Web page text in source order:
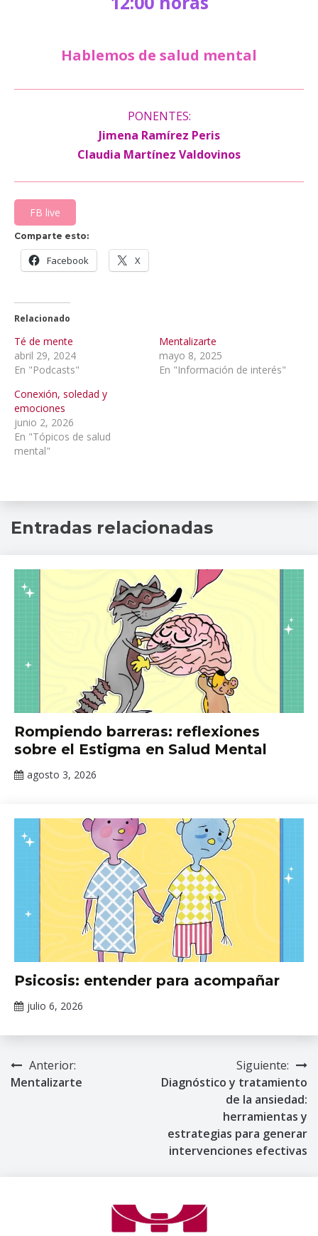
Hablemos de salud mental
PONENTES:
Jimena Ramírez Peris
Claudia Martínez Valdovinos
FB live
Comparte esto:
Facebook X
Relacionado
Té de mente
abril 29, 2024
En "Podcasts"
Mentalizarte
mayo 8, 2025
En "Información de interés"
Conexión, soledad y
emociones
junio 2, 2026
En "Tópicos de salud
mental"
emociones,
salud
mental
INPRFM
Entradas relacionadas
Eventos
Académicos
del INPRFM
Rompiendo barreras: reflexiones
sobre el Estigma en Salud Mental
agosto 3, 2026
Eventos
Académicos
del INPRFM
⁠Psicosis: entender para acompañar
julio 6, 2026
Gallardo
Navegación
Anterior:
Mentalizarte
Siguiente:
Diagnóstico y tratamiento
de la ansiedad:
herramientas y
estrategias para generar
intervenciones efectivas